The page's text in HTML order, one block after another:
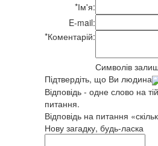
*Ім'я:
E-mail:
*Коментарій:
Символів
Підтвердіть, що Ви людина
Відповідь - одне слово на
питання.
Відповідь на питання
Нову загадку, будь-ласка